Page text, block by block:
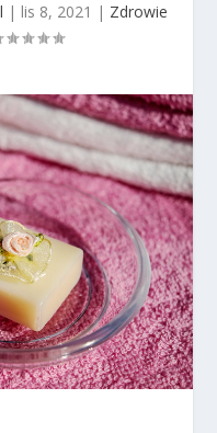
| lis 8, 2021 | Zdrowie